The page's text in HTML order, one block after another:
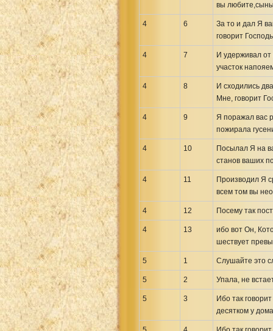
вы любите,сыны
4 6
За то и дал Я
говорит
4 7
И удерживал
участок
4 8
И сходились
Мне, говорит
4 9
Я поражал вас
пожирала
4 10
Посылал Я на
станов ваших
4 11
Производил Я
всем том вы
4 12 Посему так
4 13
ибо вот Он,
шествует
5 1 Слушайте это
5 2 Упала, не
5 3
Ибо так
десятком у